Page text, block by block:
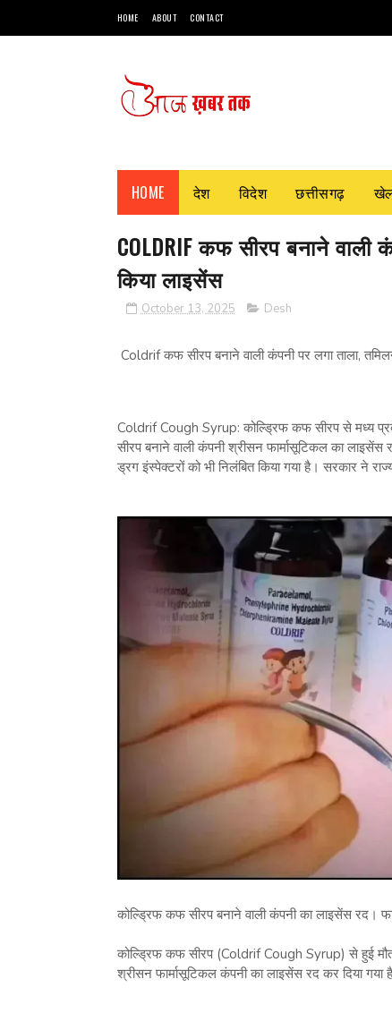
HOME ABOUT CONTACT
HOME देश विदेश छत्तीसगढ़
COLDRIF कफ सीरप बनाने वाली
किया लाइसेंस
October 13, 2025 Desh
Coldrif कफ सीरप बनाने वाली कंपनी पर लगा ताला,
Coldrif Cough Syrup: कोल्ड्रिफ कफ सीरप से मध्य
सीरप बनाने वाली कंपनी श्रीसन फार्मासूटिकल का लाइसेंस
ड्रग इंस्पेक्टरों को भी निलंबित किया गया है। सरकार ने
कोल्ड्रिफ कफ सीरप बनाने वाली कंपनी का लाइसेंस रद।
कोल्ड्रिफ कफ सीरप (Coldrif Cough Syrup) से हुई
श्रीसन फार्मासूटिकल कंपनी का लाइसेंस रद कर दिया